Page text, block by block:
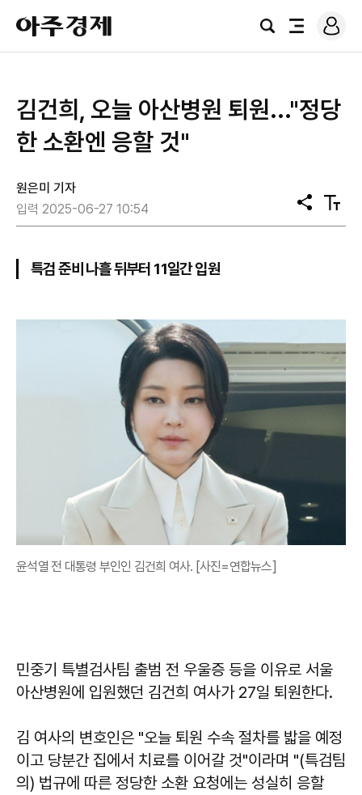
아
주
경
검
전
로
그
김건희, 오늘 아산병원 퇴원..."정당
한 소환엔 응할 것"
원은미 기자
입력 2025-06-27 10:54
공
유
텍
스
특검 준비 나흘 뒤부터 11일간 입원
윤석열 전 대통령 부인인 김건희 여사. [사진=연합뉴스]
민중기 특별검사팀 출범 전 우울증 등을 이유로 서울
아산병원에 입원했던 김건희 여사가 27일 퇴원한다.
김 여사의 변호인은 "오늘 퇴원 수속 절차를 밟을 예정
이고 당분간 집에서 치료를 이어갈 것"이라며 "(특검팀
의) 법규에 따른 정당한 소환 요청에는 성실히 응할